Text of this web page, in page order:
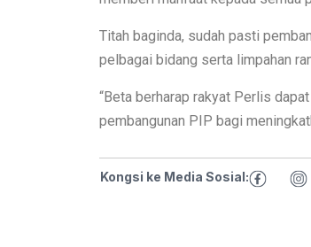
Titah baginda, sudah pasti
pelbagai bidang serta limpahan
“Beta berharap rakyat Perlis
pembangunan PIP bagi
Kongsi ke Media Sosial: